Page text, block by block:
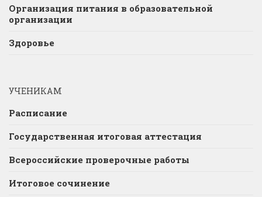
Организация питания в образовательной
организации
Здоровье
УЧЕНИКАМ
Расписание
Государственная итоговая аттестация
Всероссийские проверочные работы
Итоговое сочинение